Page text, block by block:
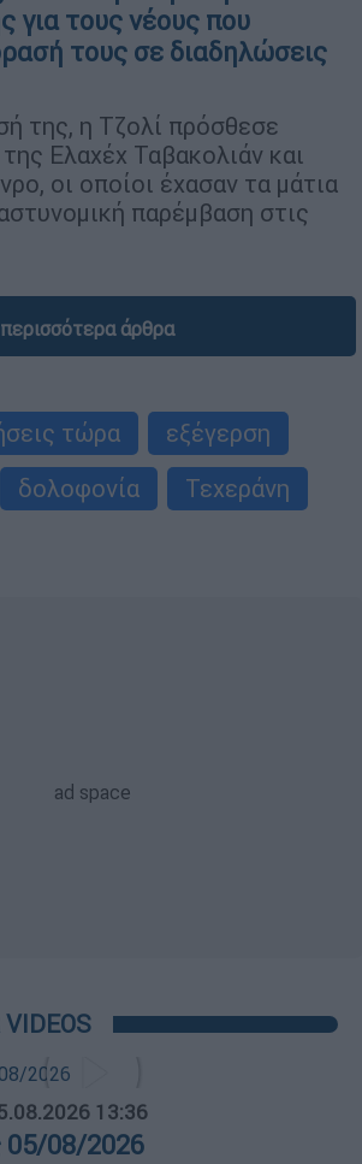
για τους νέους που
τους σε διαδηλώσεις
της, η Τζολί πρόσθεσε
Ελαχέχ Ταβακολιάν και
οι οποίοι έχασαν τα μάτια
παρέμβαση στις
περισσότερα άρθρα
τώρα
εξέγερση
δολοφονία
Τεχεράνη
VIDEOS
13:36
05/08/2026